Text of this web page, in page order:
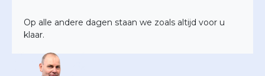
Op alle andere dagen staan we zoals altijd voor u
klaar.